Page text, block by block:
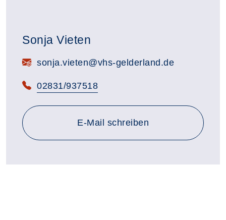
Sonja Vieten
E-Mail:sonja.vieten@vhs-gelderland.de
Telefon:
02831/937518
E-Mail schreiben